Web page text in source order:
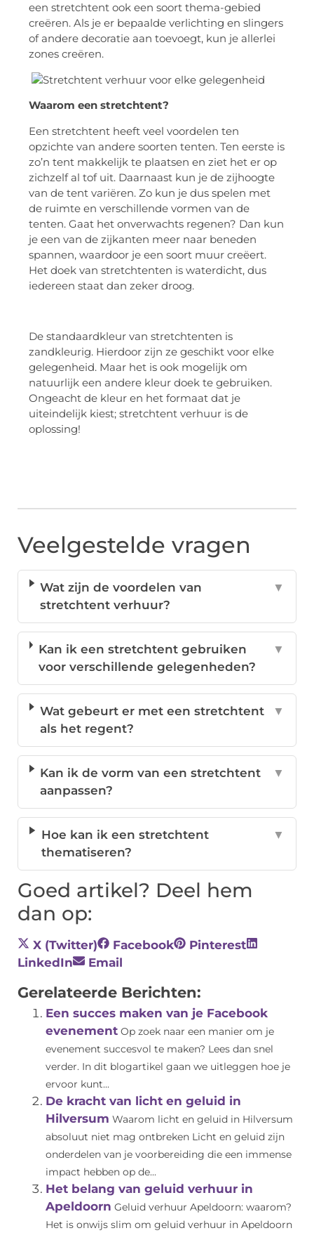
een stretchtent ook een soort thema-gebied
creëren. Als je er bepaalde verlichting en slingers
of andere decoratie aan toevoegt, kun je allerlei
zones creëren.
Waarom een stretchtent?
Een stretchtent heeft veel voordelen ten
opzichte van andere soorten tenten. Ten eerste is
zo’n tent makkelijk te plaatsen en ziet het er op
zichzelf al tof uit. Daarnaast kun je de zijhoogte
van de tent variëren. Zo kun je dus spelen met
de ruimte en verschillende vormen van de
tenten. Gaat het onverwachts regenen? Dan kun
je een van de zijkanten meer naar beneden
spannen, waardoor je een soort muur creëert.
Het doek van stretchtenten is waterdicht, dus
iedereen staat dan zeker droog.
De standaardkleur van stretchtenten is
zandkleurig. Hierdoor zijn ze geschikt voor elke
gelegenheid. Maar het is ook mogelijk om
natuurlijk een andere kleur doek te gebruiken.
Ongeacht de kleur en het formaat dat je
uiteindelijk kiest; stretchtent verhuur is de
oplossing!
Veelgestelde vragen
Wat zijn de voordelen van
stretchtent verhuur?
▼
Kan ik een stretchtent gebruiken
voor verschillende gelegenheden?
▼
Wat gebeurt er met een stretchtent
als het regent?
▼
Kan ik de vorm van een stretchtent
aanpassen?
▼
Hoe kan ik een stretchtent
thematiseren?
▼
Goed artikel? Deel hem
dan op:
X (Twitter) Facebook
Pinterest
LinkedIn
Email
Gerelateerde Berichten:
Een succes maken van je Facebook
evenement Op zoek naar een manier om je
evenement succesvol te maken? Lees dan snel
verder. In dit blogartikel gaan we uitleggen hoe je
ervoor kunt...
De kracht van licht en geluid in
Hilversum Waarom licht en geluid in Hilversum
absoluut niet mag ontbreken Licht en geluid zijn
onderdelen van je voorbereiding die een immense
impact hebben op de...
Het belang van geluid verhuur in
Apeldoorn Geluid verhuur Apeldoorn: waarom?
Het is onwijs slim om geluid verhuur in Apeldoorn